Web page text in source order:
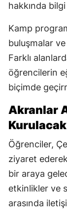
hakkında
Kamp
buluşmalar
Farklı
öğrencilerin
biçimde
Akranlar
Kurulacak
Öğrenciler,
ziyaret
bir araya
etkinlikler ve
arasında